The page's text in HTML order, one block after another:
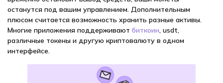
останутся под вашим управлением. Дополнительным
плюсом считается возможность хранить разные активы.
Многие приложения поддерживают биткоин, usdt,
различные токены и другую криптовалюту в одном
интерфейсе.